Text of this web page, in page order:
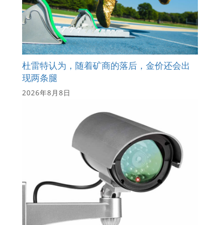
杜雷特认为，随着矿商的落后，金价还会出
现两条腿
2026年8月8日